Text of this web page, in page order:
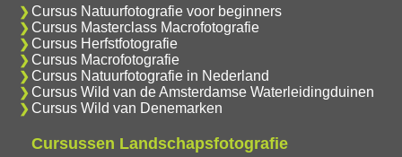
Cursus Natuurfotografie voor beginners
Cursus Masterclass Macrofotografie
Cursus Herfstfotografie
Cursus Macrofotografie
Cursus Natuurfotografie in Nederland
Cursus Wild van de Amsterdamse Waterleidingduinen
Cursus Wild van Denemarken
Cursussen Landschapsfotografie